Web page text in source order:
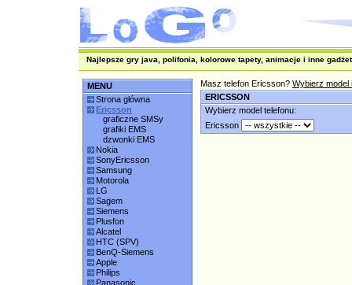
Najlepsze gry java, polifonia, kolorowe tapety, animacje i inne
MENU
Strona główna
Ericsson
graficzne SMSy
grafiki EMS
dzwonki EMS
Nokia
SonyEricsson
Samsung
Motorola
LG
Sagem
Siemens
Plusfon
Alcatel
HTC (SPV)
BenQ-Siemens
Apple
Philips
Panasonic
Masz telefon Ericsson? Wybierz model
ERICSSON
Wybierz model telefonu:
Ericsson